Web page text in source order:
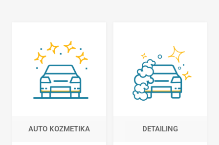
AUTO KOZMETIKA DETAILING